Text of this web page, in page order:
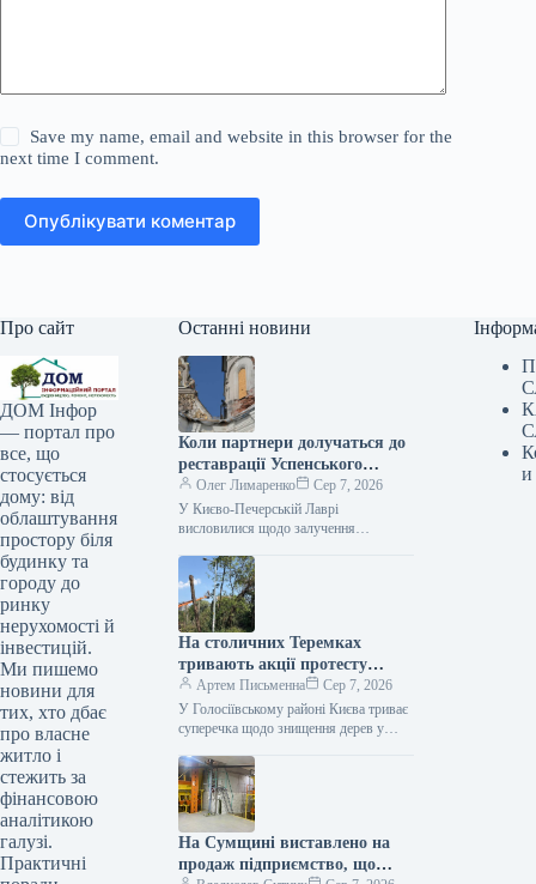
Save my name, email and website in this browser for the
next time I comment.
Опублікувати коментар
Про сайт
ДОМ Інфор
— портал про
все, що
стосується
дому: від
облаштування
простору біля
будинку та
городу до
ринку
нерухомості й
інвестицій.
Ми пишемо
новини для
тих, хто дбає
про власне
житло і
стежить за
фінансовою
аналітикою
галузі.
Практичні
Останні новини
Коли партнери долучаться до
реставрації Успенського
собору, пояснили у Києво-
Печерській лаврі.
Олег Лимаренко
Сер 7, 2026
У Києво-Печерській Лаврі
висловилися щодо залучення
собору Ексклюзив 07.08.2026 16:51
Укрінформ Початок практичного
етапу міжнародної співпраці…
На столичних Теремках
тривають акції протесту
проти знищення дерев: що
повідомляють поліція та
КМДА
Артем Письменна
Сер 7, 2026
У Голосіївському районі Києва триває
суперечка щодо знищення дерев у
виступають на мітинги, стверджуючи
про ліквідацію…
На Сумщині виставлено на
продаж підприємство, що
и